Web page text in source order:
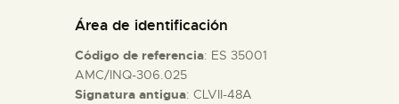
ESPAÑOL
Área de identificación
Código de referencia: ES 35001
AMC/INQ-306.025
Signatura antigua: CLVII-48A